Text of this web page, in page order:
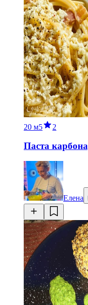
20 м5 2
Паста
Елена